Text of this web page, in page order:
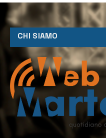
CHI SIAMO